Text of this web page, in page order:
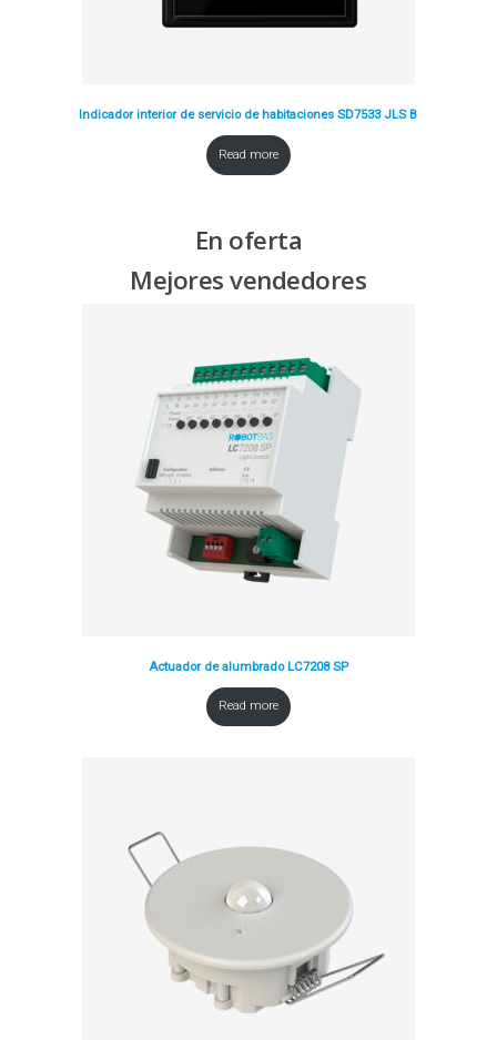
Indicador interior de servicio de habitaciones SD7533 JLS B
Read more
En oferta
Mejores vendedores
Actuador de alumbrado LC7208 SP
Read more